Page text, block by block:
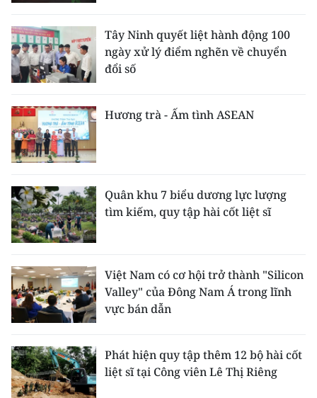
Tây Ninh quyết liệt hành động 100
ngày xử lý điểm nghẽn về chuyển
đổi số
Hương trà - Ấm tình ASEAN
Quân khu 7 biểu dương lực lượng
tìm kiếm, quy tập hài cốt liệt sĩ
Việt Nam có cơ hội trở thành "Silicon
Valley" của Đông Nam Á trong lĩnh
vực bán dẫn
Phát hiện quy tập thêm 12 bộ hài cốt
liệt sĩ tại Công viên Lê Thị Riêng